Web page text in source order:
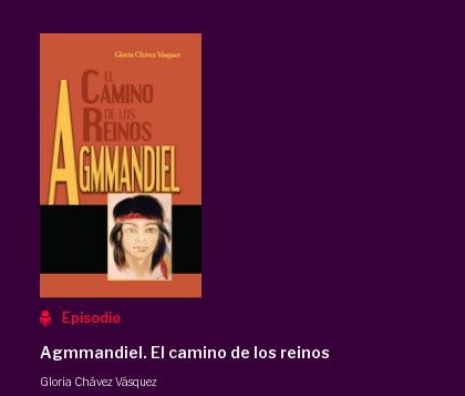
Episodio
Agmmandiel. El camino de los reinos
Gloria Chávez Vásquez